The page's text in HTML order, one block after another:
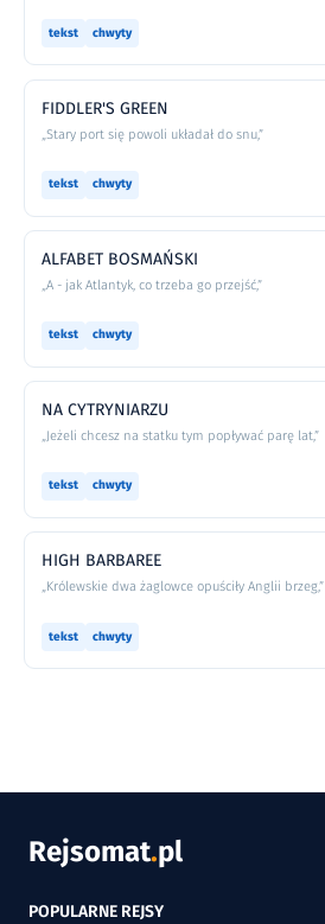
tekst chwyty
FIDDLER'S GREEN
„Stary port się powoli układał do snu,”
tekst chwyty
ALFABET BOSMAŃSKI
„A - jak Atlantyk, co trzeba go przejść,”
tekst chwyty
NA CYTRYNIARZU
„Jeżeli chcesz na statku tym popływać parę lat,”
tekst chwyty
HIGH BARBAREE
„Królewskie dwa żaglowce opuściły Anglii brzeg,”
tekst chwyty
Rejsomat.pl
POPULARNE REJSY